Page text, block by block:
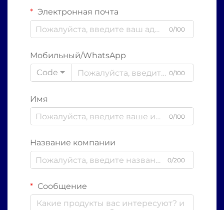
Электронная почта
0/100
Мобильный/WhatsApp
Code
0/100
Имя
0/100
Название компании
0/200
Сообщение